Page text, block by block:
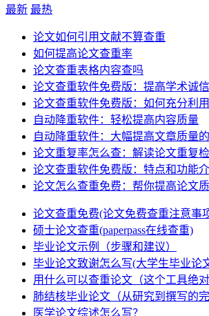
最新 最热
论文如何引用文献不算查重
如何提高论文查重率
论文查重表格内容查吗
论文查重软件免费版：提高学术诚
论文查重软件免费版：如何充分利
自动降重软件：轻松提高内容质量
自动降重软件：大幅提高文章质量
论文重复率怎么查：解读论文重复
论文查重软件免费版：特点和功能
论文怎么查重免费：帮你提高论文
论文查重免费(论文免费查重注意事
硕士论文查重(paperpass在线查重)
毕业论文示例（步骤和建议）
毕业论文致谢怎么写(大学生毕业论
用什么可以查重论文（这个工具绝对
肺结核毕业论文（从研究到撰写的完
医学论文综述怎么写？